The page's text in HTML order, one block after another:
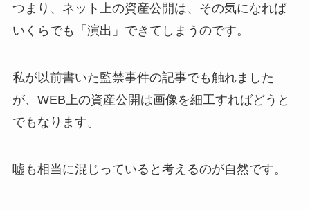
つまり、ネット上の資産公開は、その気になれば
いくらでも「演出」できてしまうのです。
私が以前書いた監禁事件の記事でも触れました
が、WEB上の資産公開は画像を細工すればどうと
でもなります。
嘘も相当に混じっていると考えるのが自然です。